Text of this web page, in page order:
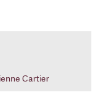
Cartier